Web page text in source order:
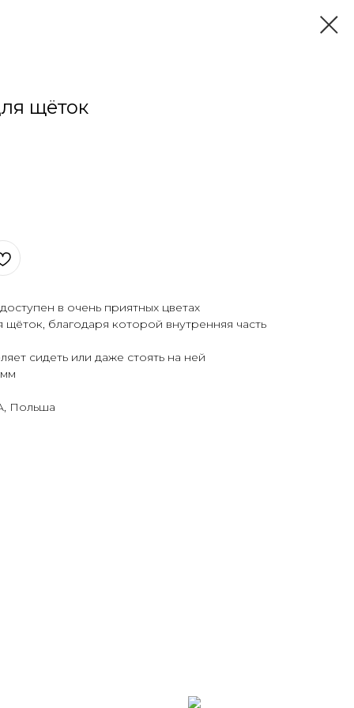
щёток
в очень приятных цветах
благодаря которой внутренняя часть
сидеть или даже стоять на ней
Польша